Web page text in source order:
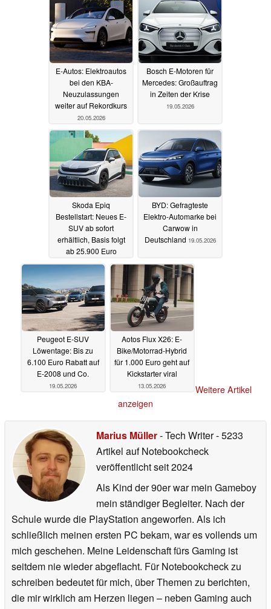
E-Autos: Elektroautos
bei den KBA-
Neuzulassungen
weiter auf Rekordkurs
20.05.2026
Bosch E-Motoren für
Mercedes: Großauftrag
in Zeiten der Krise
19.05.2026
Skoda Epiq
Bestellstart: Neues E-
SUV ab sofort
erhältlich, Basis folgt
ab 25.900 Euro
19.05.2026
BYD: Gefragteste
Elektro-Automarke bei
Carwow in
Deutschland 19.05.2026
Peugeot E-SUV
Löwentage: Bis zu
6.100 Euro Rabatt auf
E-2008 und Co.
19.05.2026
Aotos Flux X26: E-
Bike/Motorrad-Hybrid
für 1.000 Euro geht auf
Kickstarter viral
13.05.2026
Weitere Artikel
anzeigen
Marius Müller- Tech Writer- 5233
Artikel auf Notebookcheck
veröffentlichtseit 2024
Als Kind der 90er war mein Gameboy
mein ständiger Begleiter. Nach der
Schule wurde die PlayStation angeworfen. Als ich
schließlich meinen ersten PC bekam, war es vollends um
mich geschehen. Meine Leidenschaft fürs Gaming ist
seitdem nie wieder abgeflacht. Für Notebookcheck zu
schreiben bedeutet für mich, über Themen zu berichten,
die mir wirklich am Herzen liegen – neben Gaming auch